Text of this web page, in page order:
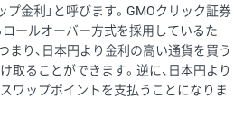
プ金利」と呼びます。GMOクリック証券
ロールオーバー方式を採用しているた
まり、日本円より金利の高い通貨を買う
取ることができます。逆に、日本円より
ワップポイントを支払うことになりま